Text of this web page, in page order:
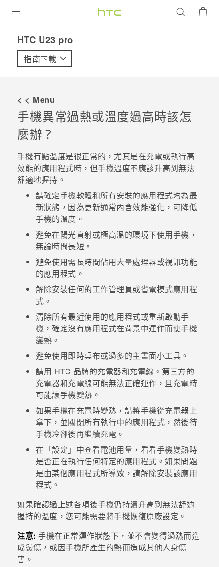
VIVE
配件
VIVERSE
優惠專區
焦點訊息
校園專案
企業採購
銷售門市
銷售通路
支援服務
VIVELAND
HTC U23 pro‎
指南下載
< < Menu
手機異常過熱或溫度過高時該怎
麼辦？
手機有點溫度是很正常的，尤其是在充電或執行高
效能的應用程式時，但手機溫度不應該升高到無法
舒適地握持。
請確定手機軟體和所有安裝的應用程式均為最
新狀態，因為更新通常內含效能強化，可降低
手機的溫度。
避免在陽光直射或極高溫的環境下使用手機，
無論時間長短。
避免使用需長時間佔用大量處理器或視訊功能
的應用程式。
解除安裝任何的工作管理員或省電模式應用程
式。
清除所有最近使用的應用程式或重新啟動手
機，確定沒有應用程式在背景中運作而使手機
變熱。
避免使用即時桌布或過多的主畫面小工具。
請用 HTC 品牌的充電器和充電線。第三方的
充電器和充電線可能無法正確運作，且充電時
可能讓手機變熱。
如果手機在充電時變熱，請將手機從充電器上
拿下，並關閉所有執行中的應用程式，然後待
手機冷卻後再繼續充電。
在「設定」中查看電池用量，看看手機變熱時
是否正在執行任何特定的應用程式。如果問題
是由某個應用程式所導致，請解除安裝該應用
程式。
如果確認過上述各項後手機仍持續升高到無法舒適
握持的溫度，您可能需要將手機恢復原廠設定。
注意: 手機在正常運作狀態下，並不會變得過熱而造
成燙傷，或因手機所產生的熱而造成其他人身傷
害。